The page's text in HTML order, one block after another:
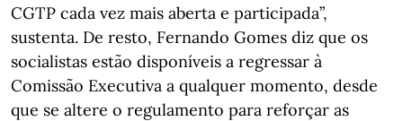
CGTP cada vez mais aberta e participada”,
sustenta. De resto, Fernando Gomes diz que os
socialistas estão disponíveis a regressar à
Comissão Executiva a qualquer momento, desde
que se altere o regulamento para reforçar as